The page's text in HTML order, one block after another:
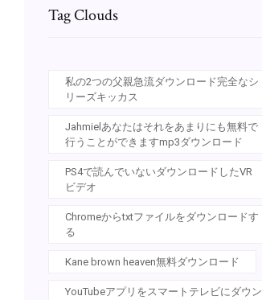
Tag Clouds
私の2つの父親急流ダウンロード完全なシ
リーズキッカス
Jahmielあなたはそれをあまりにも無料で
行うことができますmp3ダウンロード
PS4で読んでいないダウンロードしたVR
ビデオ
Chromeからtxtファイルをダウンロードす
る
Kane brown heaven無料ダウンロード
YouTubeアプリをスマートテレビにダウン